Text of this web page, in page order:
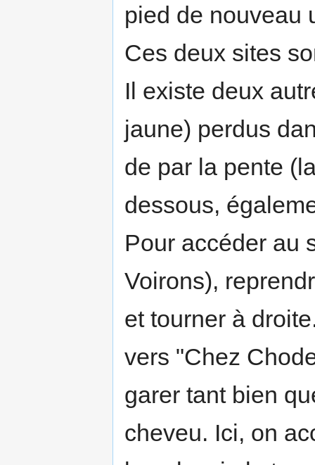
pied de nouveau
Ces deux sites
Il existe deux
jaune) perdus
de par la pente
dessous,
Pour accéder au
Voirons),
et tourner à
vers "Chez
garer tant bien
cheveu. Ici, on